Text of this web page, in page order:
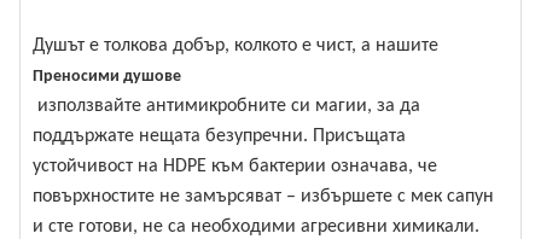
Душът е толкова добър, колкото е чист, а нашите
Преносими душове
използвайте антимикробните си магии, за да
поддържате нещата безупречни. Присъщата
устойчивост на HDPE към бактерии означава, че
повърхностите не замърсяват – избършете с мек сапун
и сте готови, не са необходими агресивни химикали.